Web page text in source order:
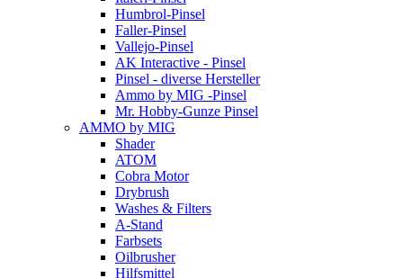
Humbrol-Pinsel
Faller-Pinsel
Vallejo-Pinsel
AK Interactive - Pinsel
Pinsel - diverse Hersteller
Ammo by MIG -Pinsel
Mr. Hobby-Gunze Pinsel
AMMO by MIG
Shader
ATOM
Cobra Motor
Drybrush
Washes & Filters
A-Stand
Farbsets
Oilbrusher
Hilfsmittel